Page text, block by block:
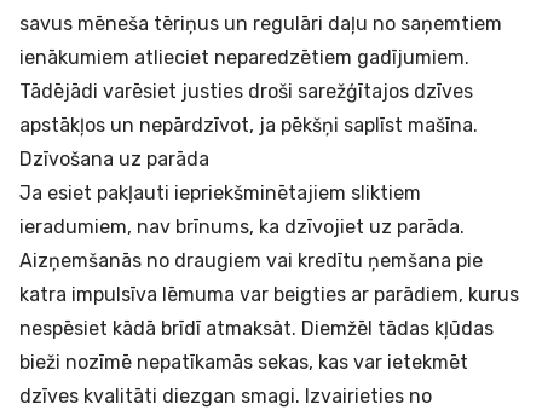
savus mēneša tēriņus un regulāri daļu no saņemtiem
ienākumiem atlieciet neparedzētiem gadījumiem.
Tādējādi varēsiet justies droši sarežģītajos dzīves
apstākļos un nepārdzīvot, ja pēkšņi saplīst mašīna.
Dzīvošana uz parāda
Ja esiet pakļauti iepriekšminētajiem sliktiem
ieradumiem, nav brīnums, ka dzīvojiet uz parāda.
Aizņemšanās no draugiem vai kredītu ņemšana pie
katra impulsīva lēmuma var beigties ar parādiem, kurus
nespēsiet kādā brīdī atmaksāt. Diemžēl tādas kļūdas
bieži nozīmē nepatīkamās sekas, kas var ietekmēt
dzīves kvalitāti diezgan smagi. Izvairieties no